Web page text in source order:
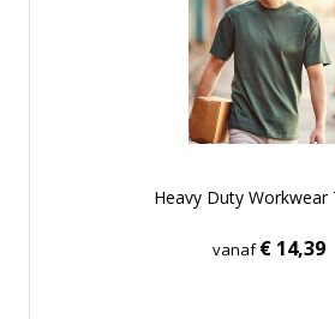
Heavy Duty Workwear
vanaf€ 14,39